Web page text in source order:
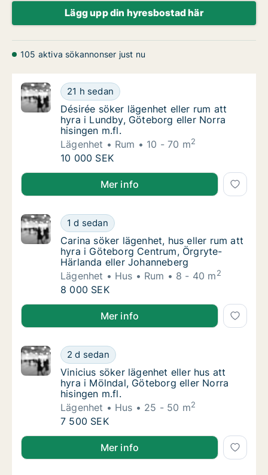
Lägg upp din hyresbostad här
105 aktiva sökannonser just nu
Désirée söker lägenhet eller rum att hyra i
21 h sedan
Désirée söker lägenhet eller rum att hyra i
Désirée söker lägenhet eller rum att
hyra i Lundby, Göteborg eller Norra
hisingen m.fl.
Lägenhet
Rum 10 - 70 m2
Désirée söker lägenhet eller rum att hyra i
10 000 SEK
Désirée söker lägenhet eller rum att hyra i Lundby,
Mer info
Carina söker lägenhet, hus eller rum att
1 d sedan
Carina söker lägenhet, hus eller rum att
Carina söker lägenhet, hus eller rum att
hyra i Göteborg Centrum, Örgryte-
Härlanda eller Johanneberg
Lägenhet
Hus Rum 8 - 40 m2
Carina söker lägenhet, hus eller rum att
8 000 SEK
Carina söker lägenhet, hus eller rum att hyra i
Mer info
Vinicius söker lägenhet eller hus att hyra i
2 d sedan
Vinicius söker lägenhet eller hus att hyra i
Vinicius söker lägenhet eller hus att
hyra i Mölndal, Göteborg eller Norra
hisingen m.fl.
Lägenhet
Hus 25 - 50 m2
Vinicius söker lägenhet eller hus att hyra i
7 500 SEK
Vinicius söker lägenhet eller hus att hyra i Mölndal,
Mer info